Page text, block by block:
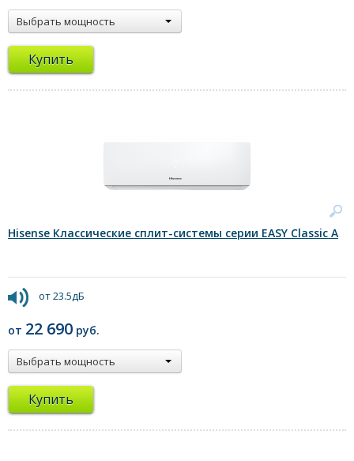
Выбрать мощность
Купить
Hisense Классические сплит-системы серии EASY Classic A
от 23.5дБ
от 22 690 руб.
Выбрать мощность
Купить